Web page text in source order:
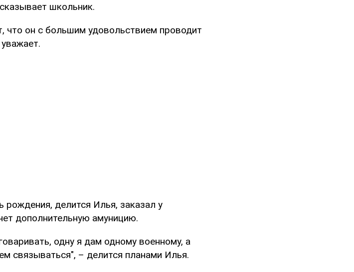
школьник.
что он с большим удовольствием проводит
рождения, делится Илья, заказал у
дополнительную амуницию.
одну я дам одному военному, а
связываться", – делится планами Илья.